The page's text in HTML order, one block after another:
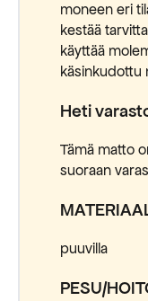
moneen eri
kestää
käyttää
käsinkudottu
Heti
Tämä matto
suoraan
puuvilla
PESU/